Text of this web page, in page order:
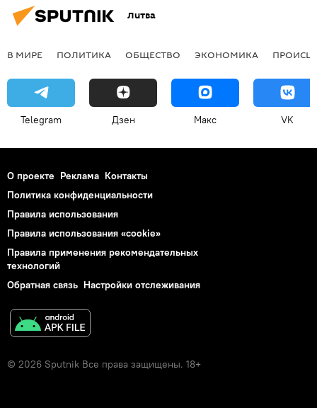
Литва
В МИРЕ ПОЛИТИКА ОБЩЕСТВО ЭКОНОМИКА
Telegram Дзен Макс VK
О проекте Реклама Контакты
Политика конфиденциальности
Правила использования
Правила использования «cookie»
Правила применения рекомендательных
технологий
Обратная связь Настройки отслеживания
© 2026 Sputnik Все права защищены. 18+